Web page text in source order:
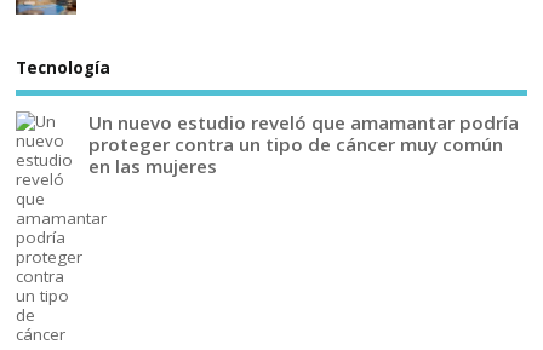
Tecnología
Un nuevo estudio reveló que amamantar podría
proteger contra un tipo de cáncer muy común
en las mujeres